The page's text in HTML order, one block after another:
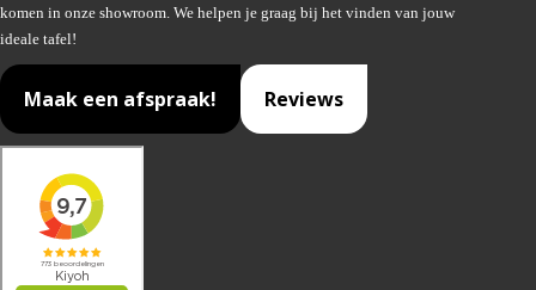
komen in onze showroom. We helpen je graag bij het vinden van jouw
ideale tafel!
Maak een afspraak! Reviews